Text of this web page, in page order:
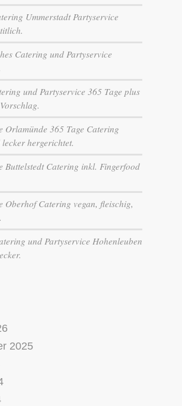
Ummerstadt Partyservice
Catering und Partyservice
und Partyservice 365 Tage plus
Orlamünde 365 Tage Catering
hergerichtet.
Buttelstedt Catering inkl. Fingerfood
Oberhof Catering vegan, fleischig,
und Partyservice Hohenleuben
2025